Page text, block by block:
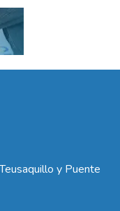
y Puente